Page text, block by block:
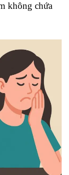
không chứa